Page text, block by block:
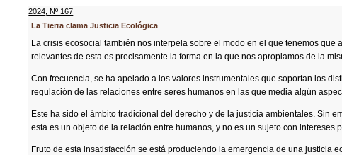
2024 ,Nº 167
La Tierra clama Justicia Ecológica
La crisis ecosocial también nos interpela sobre el modo en el que tenemos
relevantes de esta es precisamente la forma en la que nos apropiamos de la
Con frecuencia, se ha apelado a los valores instrumentales que soportan los
regulación de las relaciones entre seres humanos en las que media algún
Este ha sido el ámbito tradicional del derecho y de la justicia ambientales. Sin
esta es un objeto de la relación entre humanos, y no es un sujeto con
Fruto de esta insatisfacción se está produciendo la emergencia de una justicia